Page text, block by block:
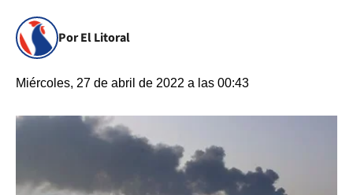
Por El Litoral
Miércoles, 27 de abril de 2022 a las 00:43